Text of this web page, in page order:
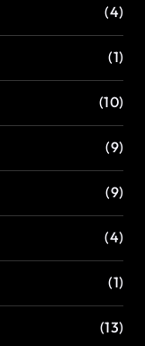
(4)
(1)
(10)
(9)
(9)
(4)
(1)
(13)